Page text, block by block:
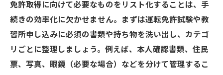
教習所申し込み時の必要書類まとめ
免許取得の申し込みで必要な書類一覧
教習所申し込みに必要なもの徹底ガイド
免許取得に向けて必要なものをリスト化することは、手
続きの効率化に欠かせません。まずは運転免許試験や教
習所申し込みに必須の書類や持ち物を洗い出し、カテゴ
リごとに整理しましょう。例えば、本人確認書類、住民
票、写真、眼鏡（必要な場合）などを分けて管理するこ